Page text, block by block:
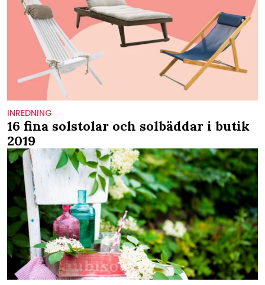
INREDNING
16 fina solstolar och solbäddar i butik
2019